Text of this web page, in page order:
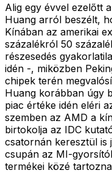
Alig egy évvel ezelőtt
Huang arról beszélt,
Kínában az amerikai
százalékról 50
részesedés
idén -, miközben
chipek terén
Huang korábban úgy
piac értéke idén eléri
szemben az AMD a
birtokolja az IDC
csatornán keresztül is
csupán az MI-
termékei közé